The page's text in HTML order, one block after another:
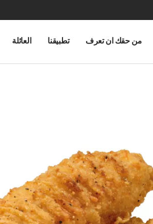
من حقك ان تعرف تطبيقنا العائلة